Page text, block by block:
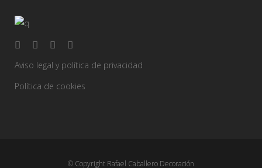
Aviso legal y política de privacidad
Política de cookies
© Copyright Rafael Caballero Decoración